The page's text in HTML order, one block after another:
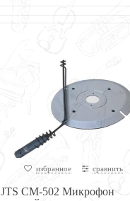
избранное сравнить
JTS CM-502 Микрофон